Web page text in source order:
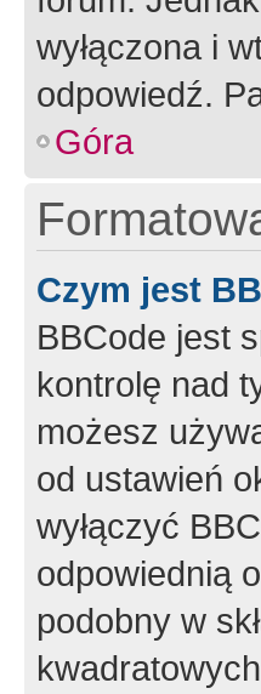
wyłączona i
odpowiedź.
Góra
Czym jest
BBCode jest
kontrolę nad
możesz
od ustawień
wyłączyć
odpowiednią
podobny w